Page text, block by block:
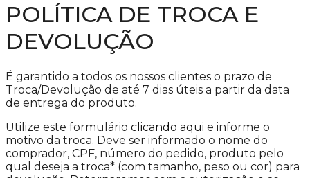
POLÍTICA DE TROCA E
DEVOLUÇÃO
É garantido a todos os nossos clientes o prazo de
Troca/Devolução de até 7 dias úteis a partir da data
de entrega do produto.
Utilize este formulário clicando aqui e informe o
motivo da troca. Deve ser informado o nome do
comprador, CPF, número do pedido, produto pelo
qual deseja a troca* (com tamanho, peso ou cor) para